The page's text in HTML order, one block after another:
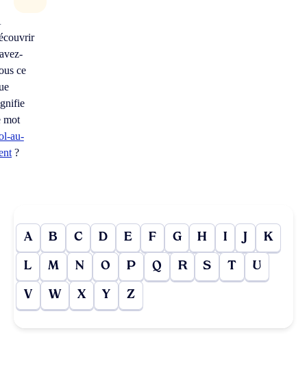
ce
mot
au-
?
A B C D E F G H I J K
L M N O P Q R S T U
V W X Y Z